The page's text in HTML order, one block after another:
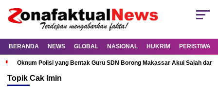
BERANDA NEWS GLOBAL NASIONAL HUKRIM PERISTIWA
Oknum Polisi yang Bentak Guru SDN Borong Makassar Akui Salah dan
Topik Cak Imin